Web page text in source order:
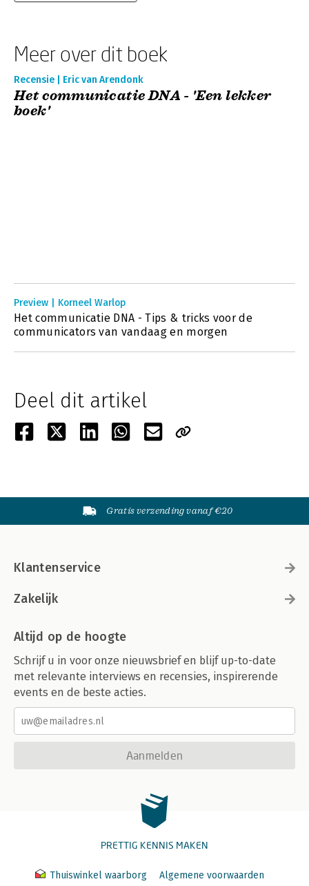
Meer over dit boek
Recensie | Eric van Arendonk
Het communicatie DNA - 'Een lekker
boek'
Preview | Korneel Warlop
Het communicatie DNA - Tips & tricks voor de
communicators van vandaag en morgen
Deel dit artikel
Gratis verzending vanaf €20
Klantenservice
Zakelijk
Altijd op de hoogte
Schrijf u in voor onze nieuwsbrief en blijf up-to-date
met relevante interviews en recensies, inspirerende
events en de beste acties.
Aanmelden
PRETTIG KENNIS MAKEN
Thuiswinkel waarborg Algemene voorwaarden